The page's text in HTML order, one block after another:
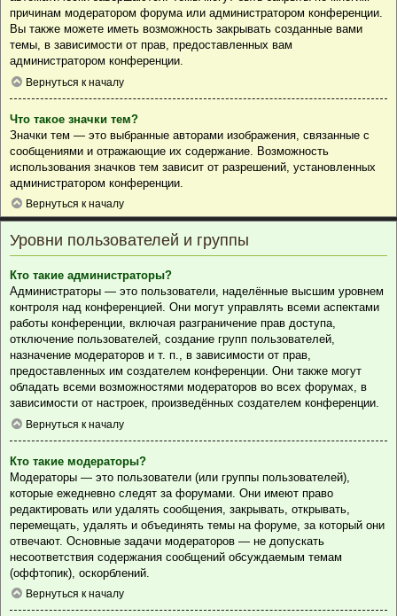
причинам модератором форума или администратором конференции.
Вы также можете иметь возможность закрывать созданные вами
темы, в зависимости от прав, предоставленных вам
администратором конференции.
Вернуться к началу
Что такое значки тем?
Значки тем — это выбранные авторами изображения, связанные с
сообщениями и отражающие их содержание. Возможность
использования значков тем зависит от разрешений, установленных
администратором конференции.
Вернуться к началу
Уровни пользователей и группы
Кто такие администраторы?
Администраторы — это пользователи, наделённые высшим уровнем
контроля над конференцией. Они могут управлять всеми аспектами
работы конференции, включая разграничение прав доступа,
отключение пользователей, создание групп пользователей,
назначение модераторов и т. п., в зависимости от прав,
предоставленных им создателем конференции. Они также могут
обладать всеми возможностями модераторов во всех форумах, в
зависимости от настроек, произведённых создателем конференции.
Вернуться к началу
Кто такие модераторы?
Модераторы — это пользователи (или группы пользователей),
которые ежедневно следят за форумами. Они имеют право
редактировать или удалять сообщения, закрывать, открывать,
перемещать, удалять и объединять темы на форуме, за который они
отвечают. Основные задачи модераторов — не допускать
несоответствия содержания сообщений обсуждаемым темам
(оффтопик), оскорблений.
Вернуться к началу